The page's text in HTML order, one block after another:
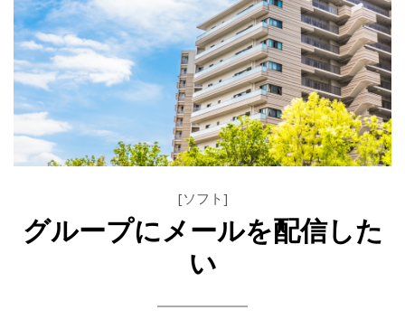
[ソフト]
グループにメールを配信した
い